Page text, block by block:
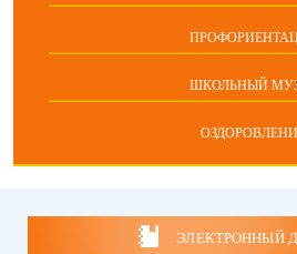
ШКОЛЬНЫЙ
ЭЛЕКТРОННЫЙ